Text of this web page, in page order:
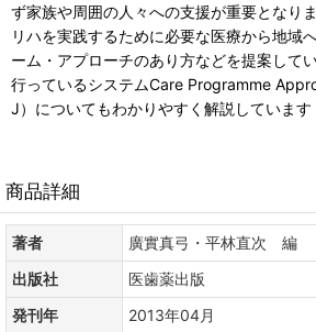
ず家族や周囲の人々への支援が重要となり
リハを実践するために必要な医療から地域
ーム・アプローチのあり方などを提案して
行っているシステムCare Programme
J）についてもわかりやすく解説しています
商品詳細
著者
廣實真弓・平林直次 編
出版社
医歯薬出版
発刊年
2013年04月